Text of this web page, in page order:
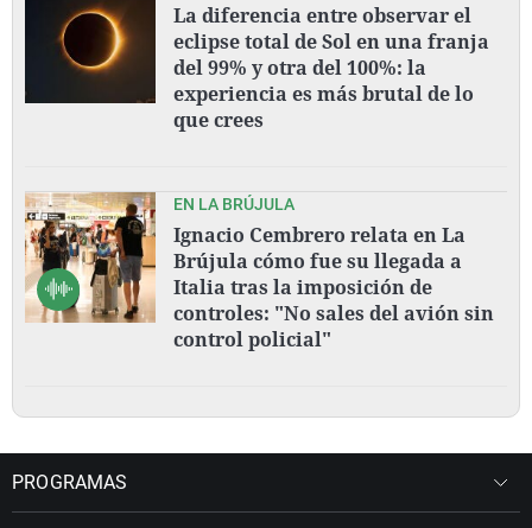
La diferencia entre observar el
eclipse total de Sol en una franja
del 99% y otra del 100%: la
experiencia es más brutal de lo
que crees
EN LA BRÚJULA
Ignacio Cembrero relata en La
Brújula cómo fue su llegada a
Italia tras la imposición de
controles: "No sales del avión sin
control policial"
PROGRAMAS